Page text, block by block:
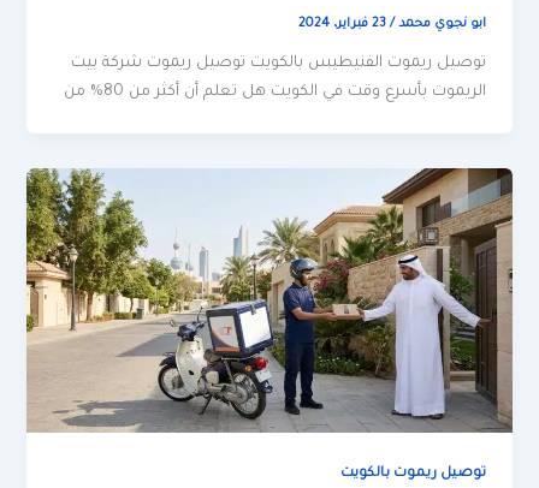
ابو نجوي محمد/23 فبراير، 2024
توصيل ريموت الفنيطيس بالكويت توصيل ريموت شركة بيت
الريموت بأسرع وقت في الكويت هل تعلم أن أكثر من 80% من
توصيل ريموت بالكويت